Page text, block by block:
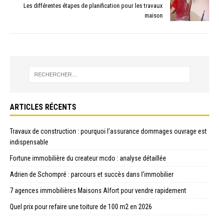
Les différentes étapes de planification pour les travaux
maison
ARTICLES RÉCENTS
Travaux de construction : pourquoi l’assurance dommages ouvrage est
indispensable
Fortune immobilière du createur mcdo : analyse détaillée
Adrien de Schompré : parcours et succès dans l’immobilier
7 agences immobilières Maisons Alfort pour vendre rapidement
Quel prix pour refaire une toiture de 100 m2 en 2026